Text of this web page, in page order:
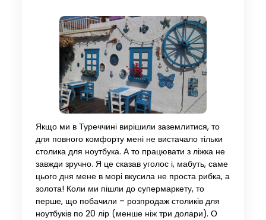
Якщо ми в Туреччині вирішили заземлитися, то
для повного комфорту мені не вистачало тільки
столика для ноутбука. А то працювати з ліжка не
завжди зручно. Я це сказав уголос і, мабуть, саме
цього дня мене в морі вкусила не проста рибка, а
золота! Коли ми пішли до супермаркету, то
перше, що побачили – розпродаж столиків для
ноутбуків по 20 лір (менше ніж три долари). О